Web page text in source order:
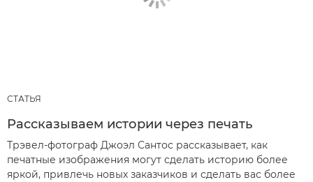
СТАТЬЯ
Рассказываем истории через печать
Трэвел-фотограф Джоэл Сантос рассказывает, как
печатные изображения могут сделать историю более
яркой, привлечь новых заказчиков и сделать вас более